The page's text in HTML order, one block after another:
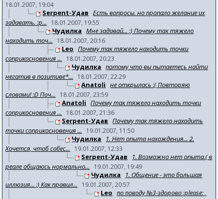
18.01.2007, 19:04
Serpent-Удав Есть вопросы. но пропало желание их
задавать. :p...
18.01.2007, 19:55
Чудилка Мне задавай... :) Почему так тяжело
находить точ...
18.01.2007, 20:16
Leo Почему так тяжело находить точки
соприкосновения ...
18.01.2007, 20:23
Чудилка потому что вы пытаетесь найти
негатив в позитиве*...
18.01.2007, 22:29
Anatoli не открылась :( Повторяю
словами! :D Поч...
18.01.2007, 23:59
Anatoli Почему так тяжело находить точки
соприкосновения ...
18.01.2007, 21:36
Serpent-Удав Почему так тяжело находить
точки соприкосновения ...
19.01.2007, 11:50
Чудилка
1. Нет опыта нахождения... 2.
Хочется, чтоб собес...
19.01.2007, 12:33
Serpent-Удав
1. Возможно нет опыта.( в
реале общаюсь нормально...
19.01.2007, 19:49
Чудилка
1. Общение - это большая
иллюзия... :) Как правил...
19.01.2007, 20:57
Leo по поводу №3-здорово :please: ,